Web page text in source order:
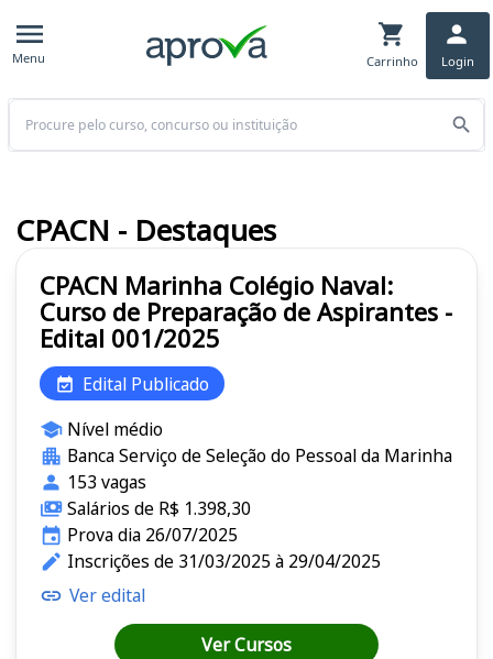
Menu Carrinho Login
Buscar
CPACN Marinha Colégio Naval:
Curso de Preparação de Aspirantes -
Edital 001/2025
Edital Publicado
Nível médio
Banca Serviço de Seleção do Pessoal da Marinha
153 vagas
Salários de R$ 1.398,30
Prova dia 26/07/2025
Inscrições de 31/03/2025 à 29/04/2025
Ver edital
Ver Cursos
CPACN - Destaques